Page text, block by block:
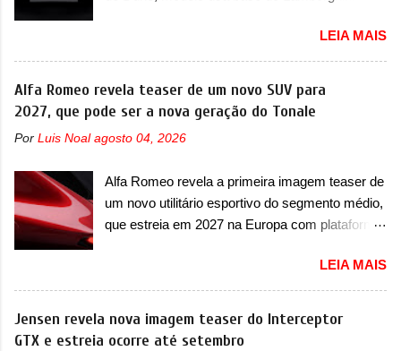
traços monolíticos retos e circulares. O
desenvolvimento do modelo ainda continua
acontecendo e a marca fala que, em relação ao
I-Pace (primeiro elétrico da Jaguar), o Type 01
ganhou uma série de aprimoramentos pelas
equipe campeã mundial de carros elétricos. A
marca comentou que o novo carro elétrico da
marca terá inversores ...
apresentou as primeiras imagens teaser de um
novo superesportivo que vai oferecer aos seus
consumidores. Trata-se do Dune, um cupê
superesportivo que terá uma proposta off-road
assim como outros esportivos recentemente
tiveram, como o Porsche 911 Dakar e o...
italiano tem grande parte no desenvolvimento
do Dune. Baseado no Huracán, o Dune nasce
com uma proposta similar ao que a marca
característico da Rezvani. Junto com as
imagens, a marca já confirmou que o Dune será
um carro muito exclusivo. Ao todo, serão
LEIA MAIS
Alfa Romeo revela teaser de um novo SUV para
2027, que pode ser a nova geração do Tonale
Por Luis Noal agosto 04, 2026
Alfa Romeo revela a primeira imagem teaser de
um novo utilitário esportivo do segmento médio,
que estreia em 2027 na Europa com plataforma
imagem teaser de um novo utilitário esportivo
da marca italiana, previsto para ser lançado em
meados de 2027. O novo modelo não tem
nome ou se é uma nova geração de um modelo
LEIA MAIS
Jensen revela nova imagem teaser do Interceptor
GTX e estreia ocorre até setembro